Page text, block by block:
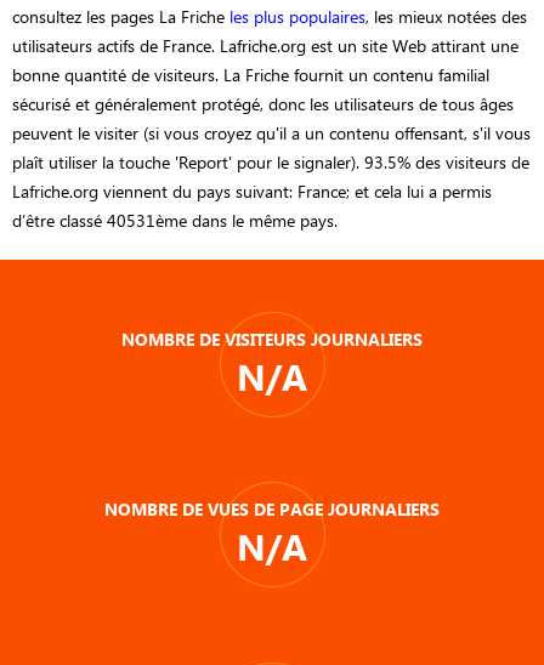
consultez les pages La Friche les plus populaires, les mieux notées des
utilisateurs actifs de France. Lafriche.org est un site Web attirant une
bonne quantité de visiteurs. La Friche fournit un contenu familial
sécurisé et généralement protégé, donc les utilisateurs de tous âges
peuvent le visiter (si vous croyez qu'il a un contenu offensant, s'il vous
plaît utiliser la touche 'Report' pour le signaler). 93.5% des visiteurs de
Lafriche.org viennent du pays suivant: France; et cela lui a permis
d’être classé 40531ème dans le même pays.
NOMBRE DE VISITEURS JOURNALIERS
N/A
NOMBRE DE VUES DE PAGE JOURNALIERS
N/A